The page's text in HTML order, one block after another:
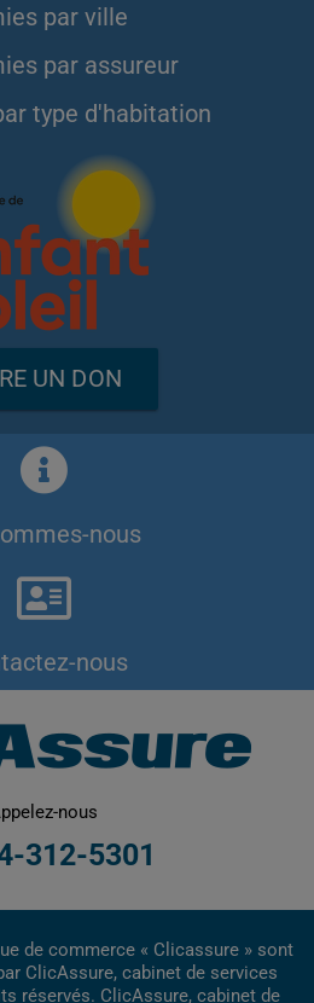
par ville
par assureur
type d'habitation
UN DON
nous
nous
nous
312-5301
de commerce « Clicassure » sont
ClicAssure, cabinet de services
réservés. ClicAssure, cabinet de